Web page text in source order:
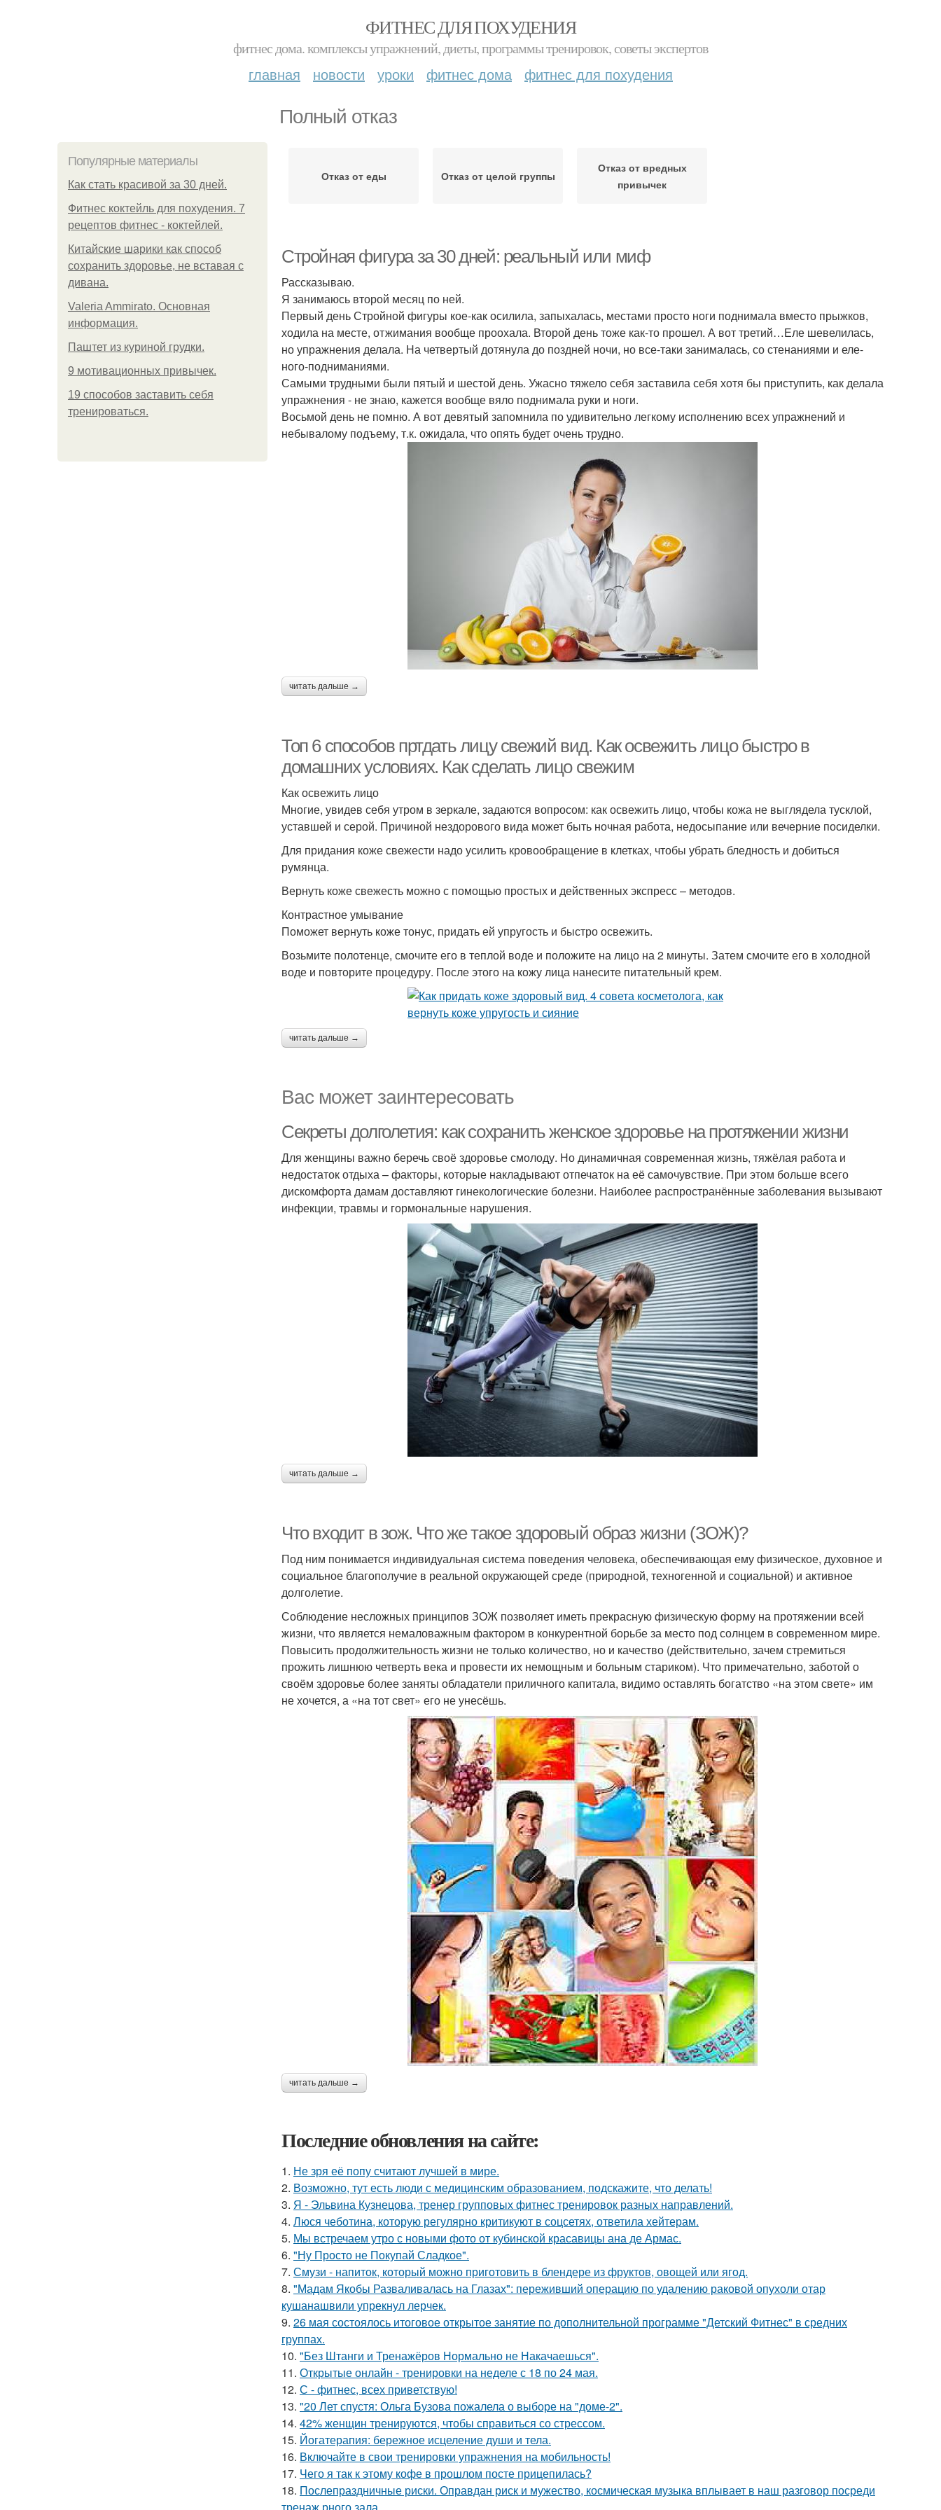
ФИТНЕС ДЛЯ ПОХУДЕНИЯ
фитнес дома. комплексы упражнений, диеты, программы тренировок, советы экспертов
главная новости уроки фитнес дома фитнес для похудения
Полный отказ
Популярные материалы
Как стать красивой за 30 дней.
Фитнес коктейль для похудения. 7
рецептов фитнес - коктейлей.
Китайские шарики как способ
сохранить здоровье, не вставая с
дивана.
Valeria Ammirato. Основная
информация.
Паштет из куриной грудки.
9 мотивационных привычек.
19 способов заставить себя
тренироваться.
Отказ от еды Отказ от целой группы
Отказ от вредных
привычек
Стройная фигура за 30 дней: реальный или миф
Рассказываю.
Я занимаюсь второй месяц по ней.
Первый день Стройной фигуры кое-как осилила, запыхалась, местами просто ноги поднимала вместо прыжков,
ходила на месте, отжимания вообще проохала. Второй день тоже как-то прошел. А вот третий…Еле шевелилась,
но упражнения делала. На четвертый дотянула до поздней ночи, но все-таки занималась, со стенаниями и еле-
ного-подниманиями.
Самыми трудными были пятый и шестой день. Ужасно тяжело себя заставила себя хотя бы приступить, как делала
упражнения - не знаю, кажется вообще вяло поднимала руки и ноги.
Восьмой день не помню. А вот девятый запомнила по удивительно легкому исполнению всех упражнений и
небывалому подъему, т.к. ожидала, что опять будет очень трудно.
читать дальше →
Топ 6 способов пртдать лицу свежий вид. Как освежить лицо быстро в
домашних условиях. Как сделать лицо свежим
Как освежить лицо
Многие, увидев себя утром в зеркале, задаются вопросом: как освежить лицо, чтобы кожа не выглядела тусклой,
уставшей и серой. Причиной нездорового вида может быть ночная работа, недосыпание или вечерние посиделки.
Для придания коже свежести надо усилить кровообращение в клетках, чтобы убрать бледность и добиться
румянца.
Вернуть коже свежесть можно с помощью простых и действенных экспресс – методов.
Контрастное умывание
Поможет вернуть коже тонус, придать ей упругость и быстро освежить.
Возьмите полотенце, смочите его в теплой воде и положите на лицо на 2 минуты. Затем смочите его в холодной
воде и повторите процедуру. После этого на кожу лица нанесите питательный крем.
читать дальше →
Вас может заинтересовать
Секреты долголетия: как сохранить женское здоровье на протяжении жизни
Для женщины важно беречь своё здоровье смолоду. Но динамичная современная жизнь, тяжёлая работа и
недостаток отдыха – факторы, которые накладывают отпечаток на её самочувствие. При этом больше всего
дискомфорта дамам доставляют гинекологические болезни. Наиболее распространённые заболевания вызывают
инфекции, травмы и гормональные нарушения.
читать дальше →
Что входит в зож. Что же такое здоровый образ жизни (ЗОЖ)?
Под ним понимается индивидуальная система поведения человека, обеспечивающая ему физическое, духовное и
социальное благополучие в реальной окружающей среде (природной, техногенной и социальной) и активное
долголетие.
Соблюдение несложных принципов ЗОЖ позволяет иметь прекрасную физическую форму на протяжении всей
жизни, что является немаловажным фактором в конкурентной борьбе за место под солнцем в современном мире.
Повысить продолжительность жизни не только количество, но и качество (действительно, зачем стремиться
прожить лишнюю четверть века и провести их немощным и больным стариком). Что примечательно, заботой о
своём здоровье более заняты обладатели приличного капитала, видимо оставлять богатство «на этом свете» им
не хочется, а «на тот свет» его не унесёшь.
читать дальше →
Последние обновления на сайте:
1. Не зря её попу считают лучшей в мире.
2. Возможно, тут есть люди с медицинским образованием, подскажите, что делать!
3. Я - Эльвина Кузнецова, тренер групповых фитнес тренировок разных направлений.
4. Люся чеботина, которую регулярно критикуют в соцсетях, ответила хейтерам.
5. Мы встречаем утро с новыми фото от кубинской красавицы ана де Армас.
6. "Ну Просто не Покупай Сладкое".
7. Смузи - напиток, который можно приготовить в блендере из фруктов, овощей или ягод.
8. "Мадам Якобы Разваливалась на Глазах": переживший операцию по удалению раковой опухоли отар
кушанашвили упрекнул лерчек.
9. 26 мая состоялось итоговое открытое занятие по дополнительной программе "Детский Фитнес" в средних
группах.
10. "Без Штанги и Тренажёров Нормально не Накачаешься".
11. Открытые онлайн - тренировки на неделе с 18 по 24 мая.
12. С - фитнес, всех приветствую!
13. "20 Лет спустя: Ольга Бузова пожалела о выборе на "доме-2".
14. 42% женщин тренируются, чтобы справиться со стрессом.
15. Йогатерапия: бережное исцеление души и тела.
16. Включайте в свои тренировки упражнения на мобильность!
17. Чего я так к этому кофе в прошлом посте прицепилась?
18. Послепраздничные риски. Оправдан риск и мужество, космическая музыка вплывает в наш разговор посреди